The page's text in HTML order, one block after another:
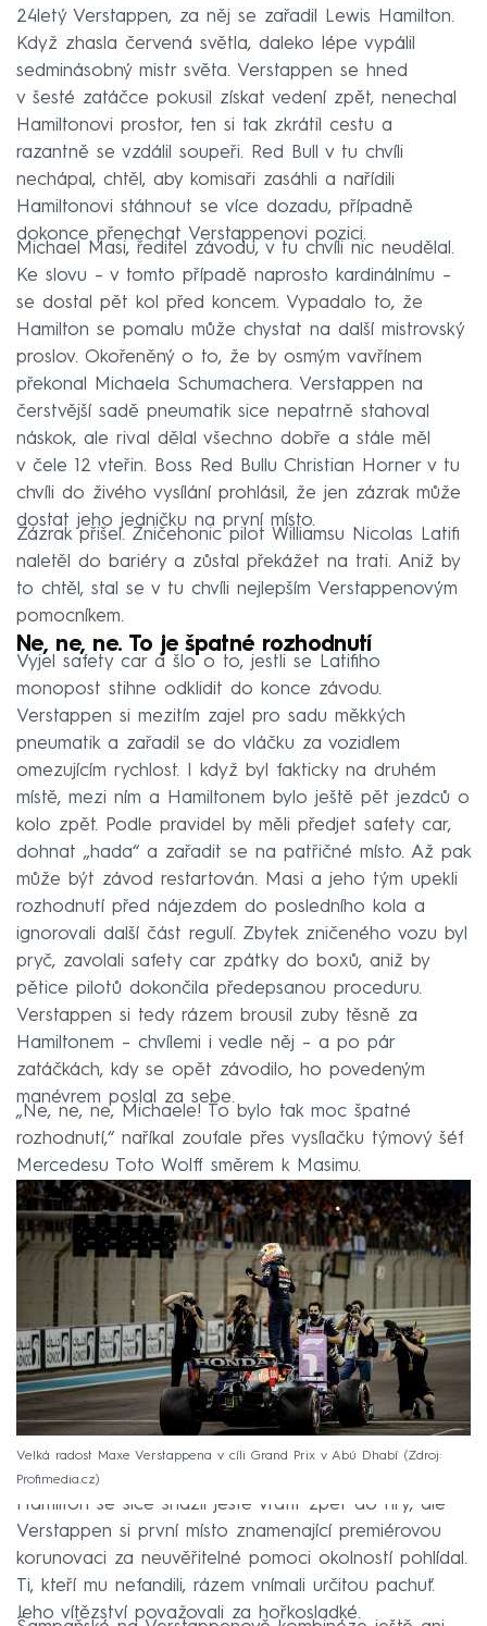
24letý Verstappen, za něj se zařadil Lewis Hamilton.
Když zhasla červená světla, daleko lépe vypálil
sedminásobný mistr světa. Verstappen se hned
v šesté zatáčce pokusil získat vedení zpět, nenechal
Hamiltonovi prostor, ten si tak zkrátil cestu a
razantně se vzdálil soupeři. Red Bull v tu chvíli
nechápal, chtěl, aby komisaři zasáhli a nařídili
Hamiltonovi stáhnout se více dozadu, případně
dokonce přenechat Verstappenovi pozici.
Michael Masi, ředitel závodu, v tu chvíli nic neudělal.
Ke slovu – v tomto případě naprosto kardinálnímu –
se dostal pět kol před koncem. Vypadalo to, že
Hamilton se pomalu může chystat na další mistrovský
proslov. Okořeněný o to, že by osmým vavřínem
překonal Michaela Schumachera. Verstappen na
čerstvější sadě pneumatik sice nepatrně stahoval
náskok, ale rival dělal všechno dobře a stále měl
v čele 12 vteřin. Boss Red Bullu Christian Horner v tu
chvíli do živého vysílání prohlásil, že jen zázrak může
dostat jeho jedničku na první místo.
Zázrak přišel. Zničehonic pilot Williamsu Nicolas Latifi
naletěl do bariéry a zůstal překážet na trati. Aniž by
to chtěl, stal se v tu chvíli nejlepším Verstappenovým
pomocníkem.
Ne, ne, ne. To je špatné rozhodnutí
Vyjel safety car a šlo o to, jestli se Latifiho
monopost stihne odklidit do konce závodu.
Verstappen si mezitím zajel pro sadu měkkých
pneumatik a zařadil se do vláčku za vozidlem
omezujícím rychlost. I když byl fakticky na druhém
místě, mezi ním a Hamiltonem bylo ještě pět jezdců o
kolo zpět. Podle pravidel by měli předjet safety car,
dohnat „hada“ a zařadit se na patřičné místo. Až pak
může být závod restartován. Masi a jeho tým upekli
rozhodnutí před nájezdem do posledního kola a
ignorovali další část regulí. Zbytek zničeného vozu byl
pryč, zavolali safety car zpátky do boxů, aniž by
pětice pilotů dokončila předepsanou proceduru.
Verstappen si tedy rázem brousil zuby těsně za
Hamiltonem – chvílemi i vedle něj – a po pár
zatáčkách, kdy se opět závodilo, ho povedeným
manévrem poslal za sebe.
„Ne, ne, ne, Michaele! To bylo tak moc špatné
rozhodnutí,“ naříkal zoufale přes vysílačku týmový šéf
Mercedesu Toto Wolff směrem k Masimu.
Velká radost Maxe Verstappena v cíli Grand Prix v Abú Dhabí
Zdroj:
Profimedia.cz
Hamilton se sice snažil ještě vrátit zpět do hry, ale
Verstappen si první místo znamenající premiérovou
korunovaci za neuvěřitelné pomoci okolností pohlídal.
Ti, kteří mu nefandili, rázem vnímali určitou pachuť.
Jeho vítězství považovali za hořkosladké.